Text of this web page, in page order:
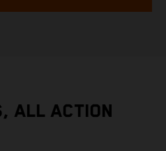
ALL ACTION